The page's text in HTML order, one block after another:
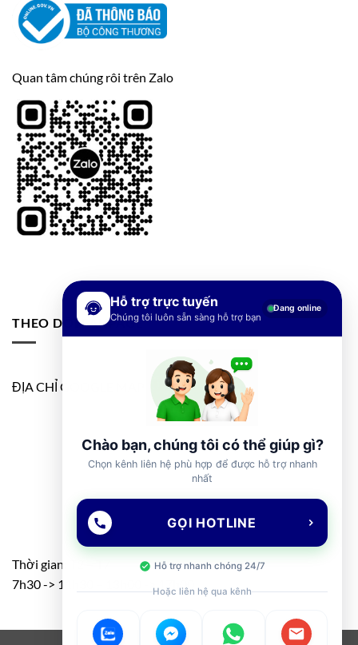
Quan tâm chúng rôi trên Zalo
THEO DÕI FANPAGE
ĐỊA CHỈ GOOGLE MAP
Thời gian: T2 – T7
7h30 -> 11h30 – 13h00 -> 17h00
Hỗ trợ trực tuyến
Chúng tôi luôn sẵn sàng hỗ trợ bạn
Đang online
Chào bạn, chúng tôi có thể giúp gì?
Chọn kênh liên hệ phù hợp để được hỗ trợ nhanh
nhất
GỌI HOTLINE
Hỗ trợ nhanh chóng 24/7
Hoặc liên hệ qua kênh